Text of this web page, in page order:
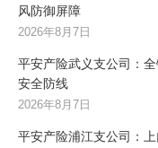
风防御屏障
2026年8月7日
平安产险武义支公司：
安全防线
2026年8月7日
平安产险浦江支公司：